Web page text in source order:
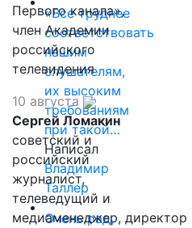
«Все труднее
соответствовать
нашим
слушателям,
их высоким
требованиям
при такой…
Написал
Владимир
Таллер
Очень рад,
Первого канала»,
член Академии
российского
телевидения
10 августа
Сергей Ломакин
советский и
российский
журналист,
телеведущий и
медиаменеджер, директор